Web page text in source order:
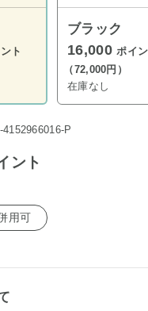
ト
ブラック
16,000ポイ
（72,000円）
在庫なし
P
ント
用可